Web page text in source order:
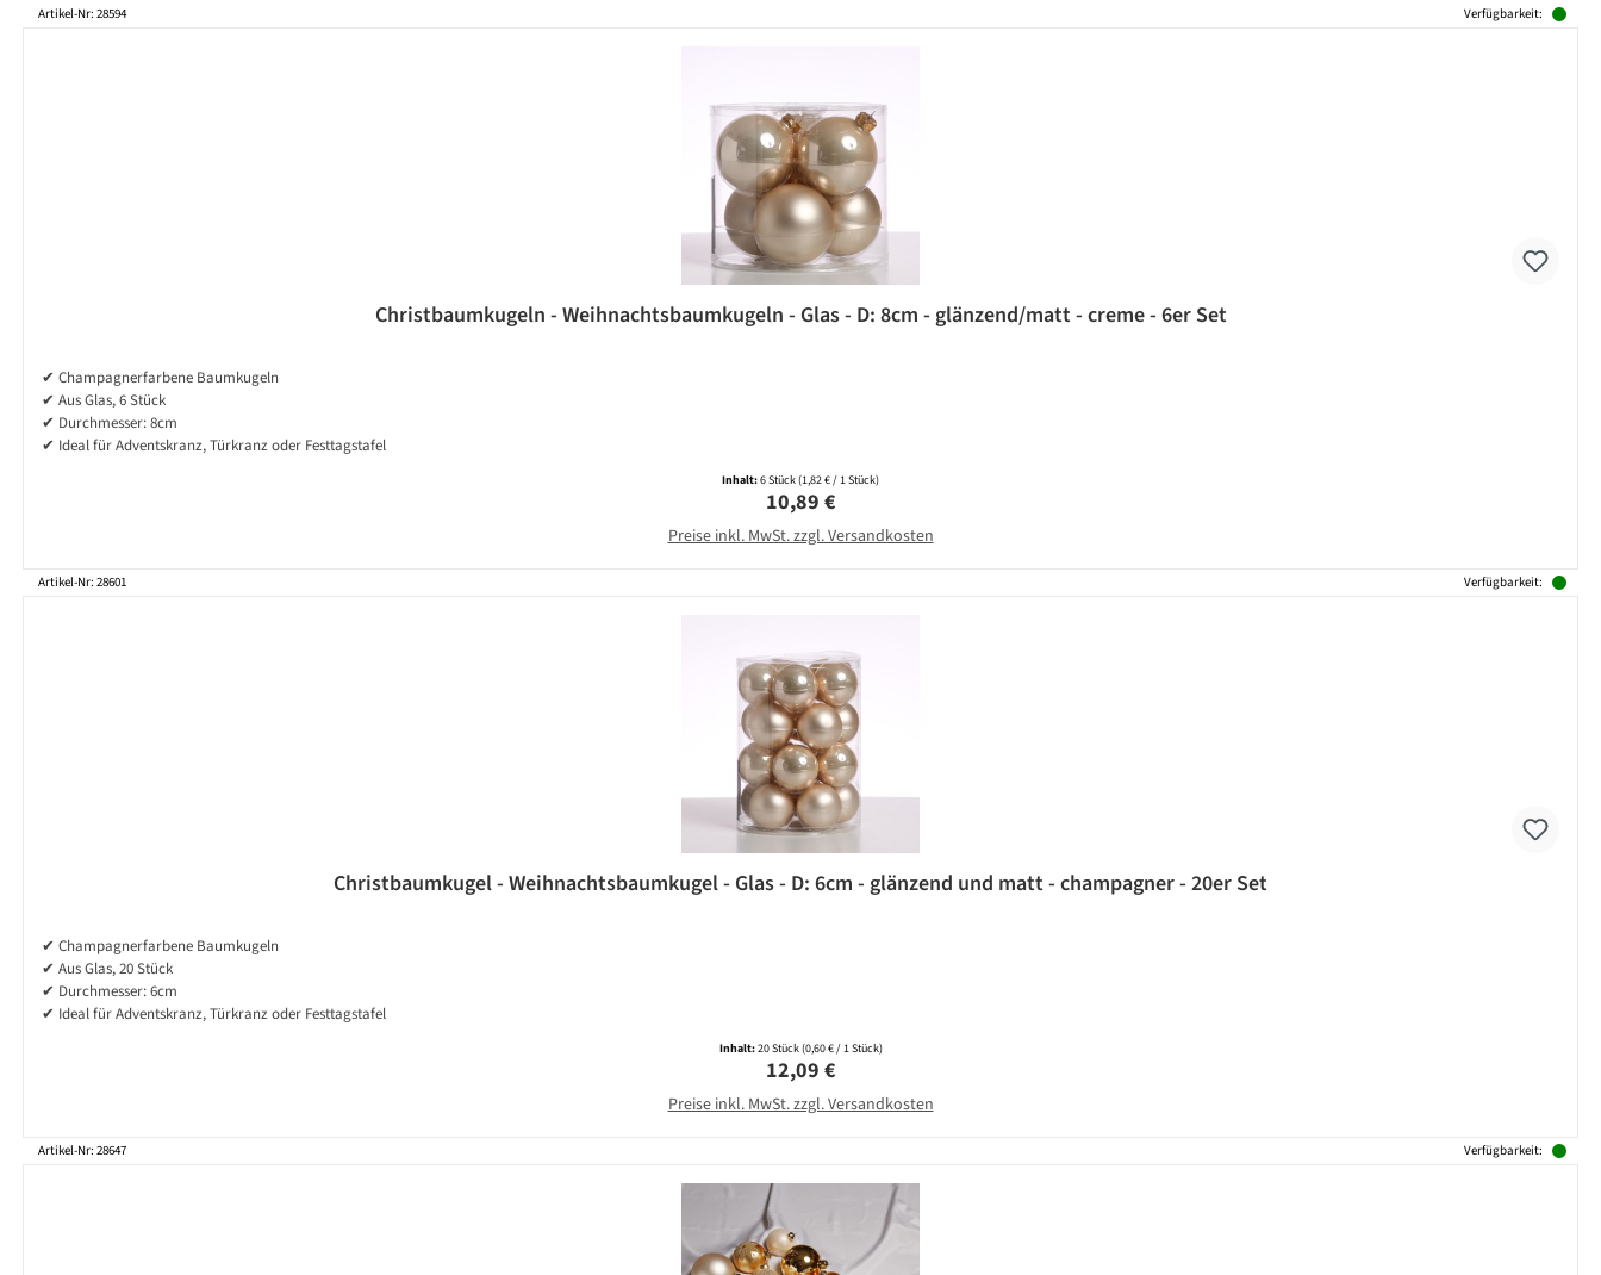
Produktgalerie überspringen
Artikel-Nr: 28594 Verfügbarkeit:
Christbaumkugeln - Weihnachtsbaumkugeln - Glas - D: 8cm - glänzend/matt - creme - 6er Set
✔ Champagnerfarbene Baumkugeln
✔ Aus Glas, 6 Stück
✔ Durchmesser: 8cm
✔ Ideal für Adventskranz, Türkranz oder Festtagstafel
Inhalt:6 Stück(1,82 € / 1 Stück)
Regulärer Preis:
10,89 €
Preise inkl. MwSt. zzgl. Versandkosten
Artikel-Nr: 28601 Verfügbarkeit:
Christbaumkugel - Weihnachtsbaumkugel - Glas - D: 6cm - glänzend und matt - champagner - 20er Set
✔ Champagnerfarbene Baumkugeln
✔ Aus Glas, 20 Stück
✔ Durchmesser: 6cm
✔ Ideal für Adventskranz, Türkranz oder Festtagstafel
Inhalt:20 Stück(0,60 € / 1 Stück)
Regulärer Preis:
12,09 €
Preise inkl. MwSt. zzgl. Versandkosten
Artikel-Nr: 28647 Verfügbarkeit: